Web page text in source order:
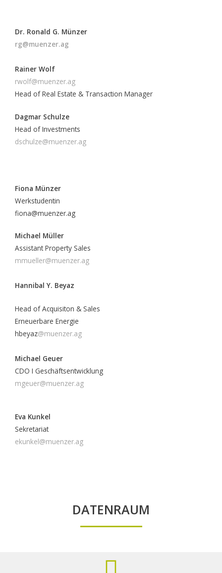
Dr. Ronald G. Münzer
rg@muenzer.ag
Rainer Wolf
rwolf@muenzer.ag
Head of Real Estate & Transaction Manager
Dagmar Schulze
Head of Investments
dschulze@muenzer.ag
Fiona Münzer
Werkstudentin
fiona@muenzer.ag
Michael Müller
Assistant Property Sales
mmueller@muenzer.ag
Hannibal Y. Beyaz
Head of Acquisiton & Sales
Erneuerbare Energie
hbeyaz@muenzer.ag
Michael Geuer
CDO I Geschäftsentwicklung
mgeuer@muenzer.ag
Eva Kunkel
Sekretariat
ekunkel@muenzer.ag
DATENRAUM